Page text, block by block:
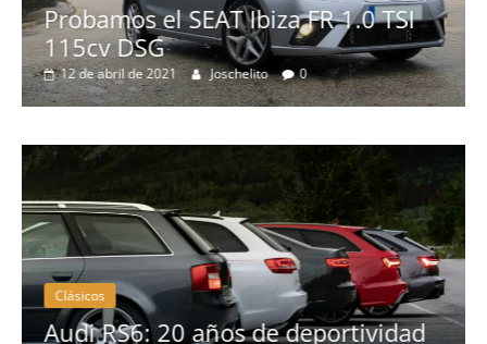
Probamos el SEAT Ibiza FR 1.0 TSI
115cv DSG
12 de abril de 2021 Joschelito 0
Clásicos
Audi RS6: 20 años de deportividad